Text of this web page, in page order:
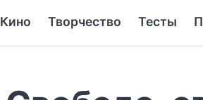
Кино Творчество Тесты